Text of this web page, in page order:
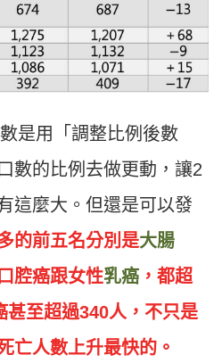
是用「調整比例後數
數的比例去做更動，讓2
這麼大。但還是可以發
的前五名分別是大腸
腔癌跟女性乳癌 ，都超
甚至超過340人，不只是
亡人數上升最快的。